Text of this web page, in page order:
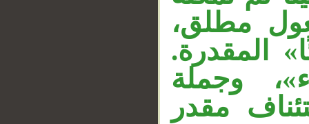
مطلق،
المقدرة.
وجملة
مقدر